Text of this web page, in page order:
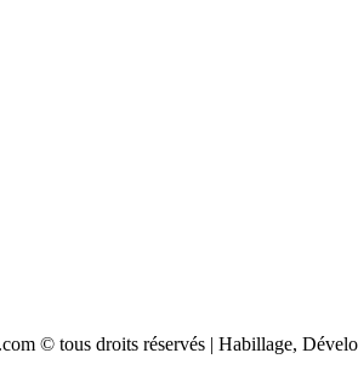
© tous droits réservés | Habillage,